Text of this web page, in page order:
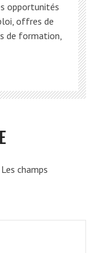
opportunités
offres de
de formation,
Les champs